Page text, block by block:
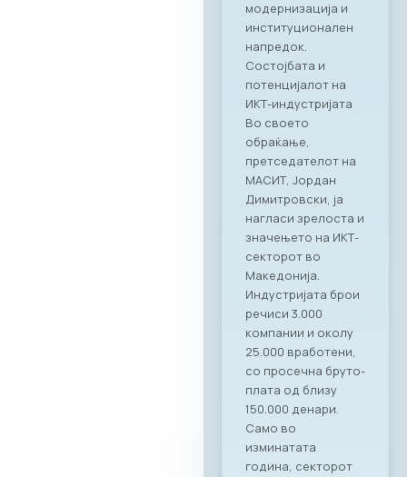
членките на
комората имаа
единствена
можност одблиску
да се запознаат со
капацитетите и
професионалност
а на Ragusa Group –
лидер во областа
на организација на
корпоративни
настани и
гостопримство.
„Овој настан
потврди дека
најдобрите идеи и
стратешки
партнерства се
создаваат кога
професионалност
а се среќава со
вистинските
Ragusa Group како
наш патрон